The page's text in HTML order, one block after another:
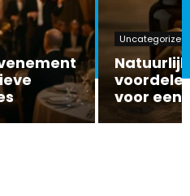
Uncategorized
voor een